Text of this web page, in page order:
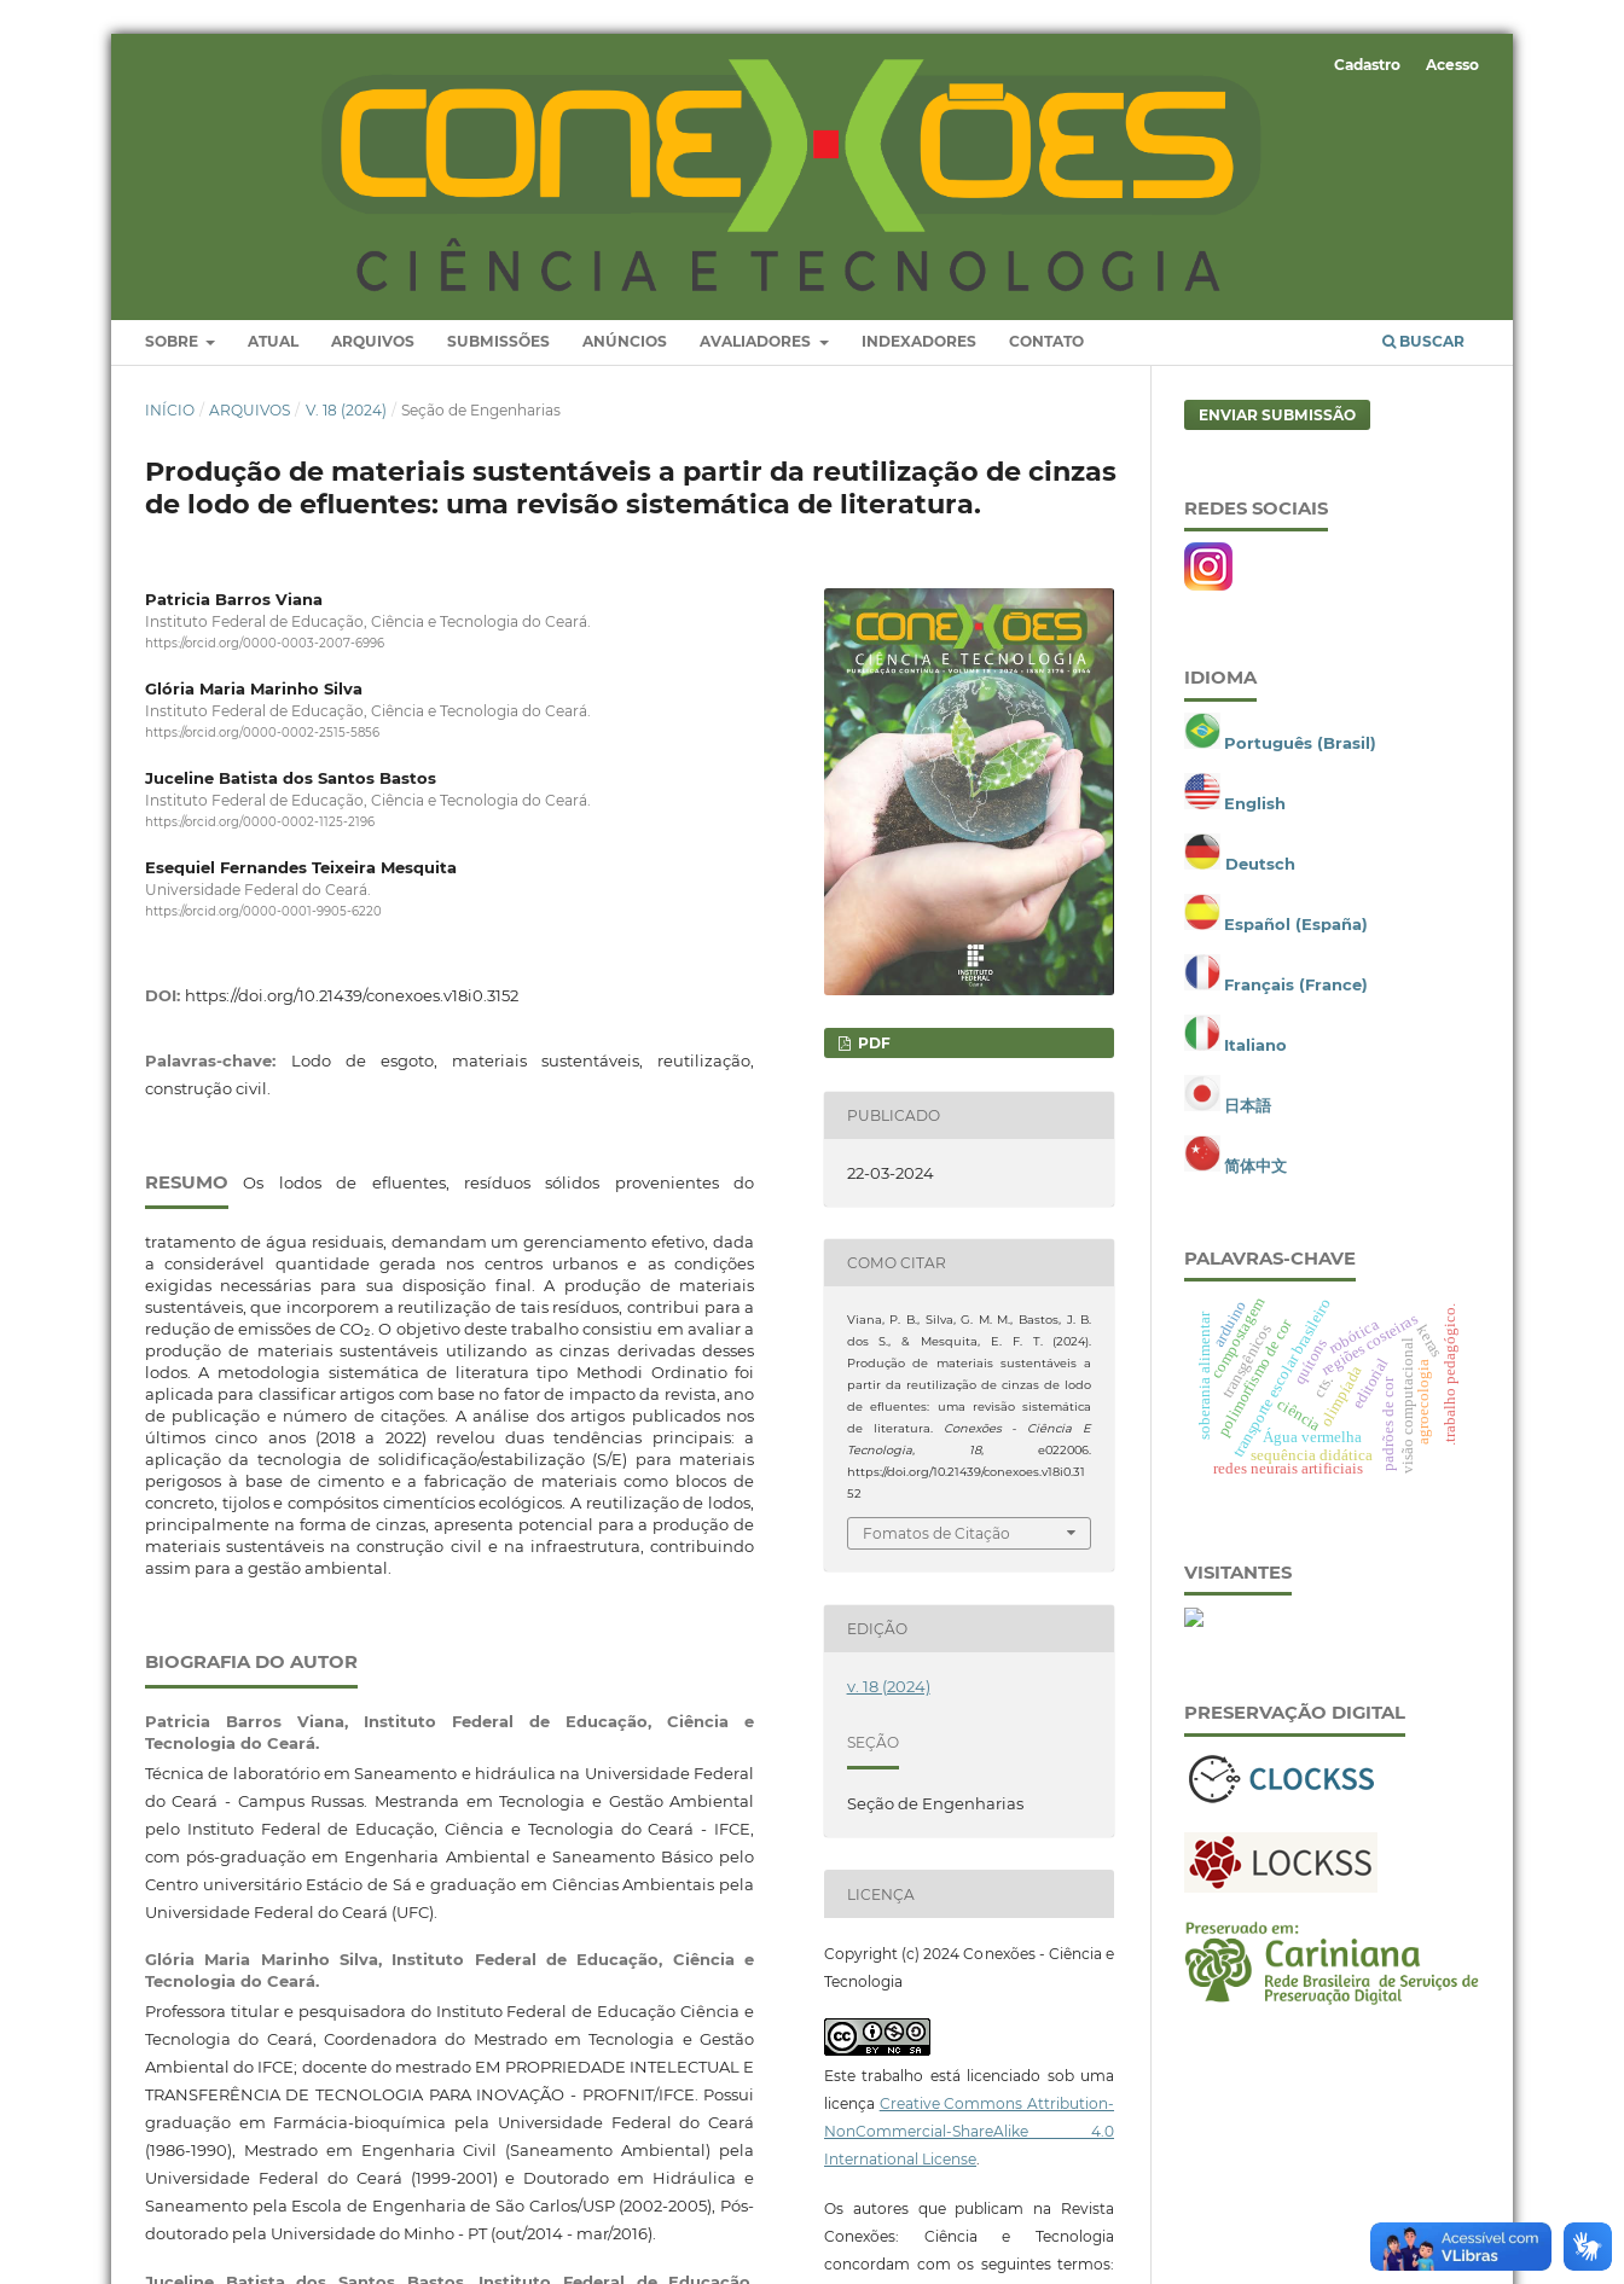
SOBRE ATUAL ARQUIVOS SUBMISSÕES ANÚNCIOS AVALIADORES INDEXADORES CONTATO BUSCAR
Cadastro Acesso
INÍCIO / ARQUIVOS / V. 18 (2024) / Seção de Engenharias
Produção de materiais sustentáveis a partir da reutilização de cinzas
de lodo de efluentes: uma revisão sistemática de literatura.
Patricia Barros Viana
Instituto Federal de Educação, Ciência e Tecnologia do Ceará.
https://orcid.org/0000-0003-2007-6996
Glória Maria Marinho Silva
Instituto Federal de Educação, Ciência e Tecnologia do Ceará.
https://orcid.org/0000-0002-2515-5856
Juceline Batista dos Santos Bastos
Instituto Federal de Educação, Ciência e Tecnologia do Ceará.
https://orcid.org/0000-0002-1125-2196
Esequiel Fernandes Teixeira Mesquita
Universidade Federal do Ceará.
https://orcid.org/0000-0001-9905-6220
DOI: https://doi.org/10.21439/conexoes.v18i0.3152
Palavras-chave: Lodo de esgoto, materiais sustentáveis, reutilização,
construção civil.
RESUMO Os lodos de efluentes, resíduos sólidos provenientes do
tratamento de água residuais, demandam um gerenciamento efetivo, dada
a considerável quantidade gerada nos centros urbanos e as condições
exigidas necessárias para sua disposição final. A produção de materiais
sustentáveis, que incorporem a reutilização de tais resíduos, contribui para a
redução de emissões de CO₂. O objetivo deste trabalho consistiu em avaliar a
produção de materiais sustentáveis utilizando as cinzas derivadas desses
lodos. A metodologia sistemática de literatura tipo Methodi Ordinatio foi
aplicada para classificar artigos com base no fator de impacto da revista, ano
de publicação e número de citações. A análise dos artigos publicados nos
últimos cinco anos (2018 a 2022) revelou duas tendências principais: a
aplicação da tecnologia de solidificação/estabilização (S/E) para materiais
perigosos à base de cimento e a fabricação de materiais como blocos de
concreto, tijolos e compósitos cimentícios ecológicos. A reutilização de lodos,
principalmente na forma de cinzas, apresenta potencial para a produção de
materiais sustentáveis na construção civil e na infraestrutura, contribuindo
assim para a gestão ambiental.
BIOGRAFIA DO AUTOR
Patricia Barros Viana, Instituto Federal de Educação, Ciência e
Tecnologia do Ceará.
Técnica de laboratório em Saneamento e hidráulica na Universidade Federal
do Ceará - Campus Russas. Mestranda em Tecnologia e Gestão Ambiental
pelo Instituto Federal de Educação, Ciência e Tecnologia do Ceará - IFCE,
com pós-graduação em Engenharia Ambiental e Saneamento Básico pelo
Centro universitário Estácio de Sá e graduação em Ciências Ambientais pela
Universidade Federal do Ceará (UFC).
Glória Maria Marinho Silva, Instituto Federal de Educação, Ciência e
Tecnologia do Ceará.
Professora titular e pesquisadora do Instituto Federal de Educação Ciência e
Tecnologia do Ceará, Coordenadora do Mestrado em Tecnologia e Gestão
Ambiental do IFCE; docente do mestrado EM PROPRIEDADE INTELECTUAL E
TRANSFERÊNCIA DE TECNOLOGIA PARA INOVAÇÃO - PROFNIT/IFCE. Possui
graduação em Farmácia-bioquímica pela Universidade Federal do Ceará
(1986-1990), Mestrado em Engenharia Civil (Saneamento Ambiental) pela
Universidade Federal do Ceará (1999-2001) e Doutorado em Hidráulica e
Saneamento pela Escola de Engenharia de São Carlos/USP (2002-2005), Pós-
doutorado pela Universidade do Minho - PT (out/2014 - mar/2016).
PDF
PUBLICADO
22-03-2024
COMO CITAR
Viana, P. B., Silva, G. M. M., Bastos, J. B.
dos S., & Mesquita, E. F. T. (2024).
Produção de materiais sustentáveis a
partir da reutilização de cinzas de lodo
de efluentes: uma revisão sistemática
de literatura.
Conexões - Ciência E
Tecnologia, 18, e022006.
https://doi.org/10.21439/conexoes.v18i0.31
52
Fomatos de Citação
EDIÇÃO
v. 18 (2024)
SEÇÃO
Seção de Engenharias
LICENÇA
Copyright (c) 2024 Conexões - Ciência e
Tecnologia
Este trabalho está licenciado sob uma
licença Creative Commons Attribution-
NonCommercial-ShareAlike 4.0
International License
Os autores que publicam na Revista
Conexões: Ciência e Tecnologia
concordam com os seguintes termos:
ENVIAR SUBMISSÃO
REDES SOCIAIS
IDIOMA
Português (Brasil)
English
Deutsch
Español (España)
Français (France)
Italiano
日本語
简体中文
PALAVRAS-CHAVE
editorial
olimpíada
transporte escolar brasileiro padrões de cor
polimorfismo de corquítonsregiões costeiras
robótica
redes neurais artificiais visão computacionalkeras
sequência didática
transgênicos cts.
Água vermelha agroecologia
compostagem .trabalho pedagógico.
ciência
soberania alimentararduino
VISITANTES
PRESERVAÇÃO DIGITAL